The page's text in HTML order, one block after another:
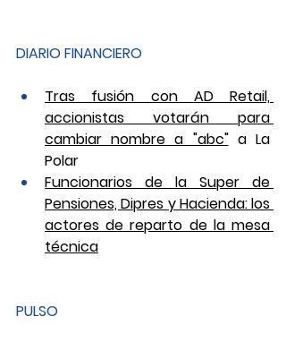
DIARIO FINANCIERO
Tras fusión con AD Retail,
accionistas votarán para
cambiar nombre a "abc" a La
Polar
Funcionarios de la Super de
Pensiones, Dipres y Hacienda: los
actores de reparto de la mesa
técnica
PULSO